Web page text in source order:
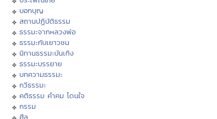
บอกบุญ
สถานปฏิบัติธรรม
ธรรมะจากหลวงพ่อ
ธรรมะกับเยาวชน
นิทานธรรมะบันเทิง
ธรรมะบรรยาย
บทความธรรมะ
กวีธรรมะ
คติธรรม คำคม โดนใจ
กรรม